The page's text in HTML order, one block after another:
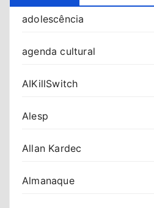
adolescência
agenda cultural
AIKillSwitch
Alesp
Allan Kardec
Almanaque